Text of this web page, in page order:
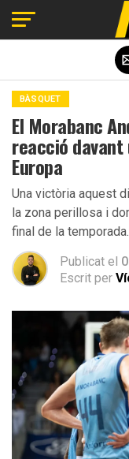
BÀSQUET
El Morabanc
reacció
Europa
Una victòria aquest
la zona perillosa i
final de la temporada.
Publicat el
Escrit per